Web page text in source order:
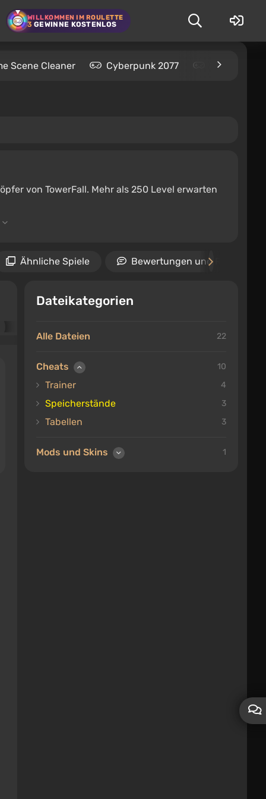
WILLKOMMEN IM ROULETTE
3 GEWINNE KOSTENLOS
Scene Cleaner Cyberpunk 2077 Kingdom
von TowerFall. Mehr als 250 Level erwarten
Ähnliche Spiele Bewertungen und
Dateikategorien
Alle Dateien 22
Cheats 10
Trainer 4
Speicherstände 3
Tabellen 3
Mods und Skins 1